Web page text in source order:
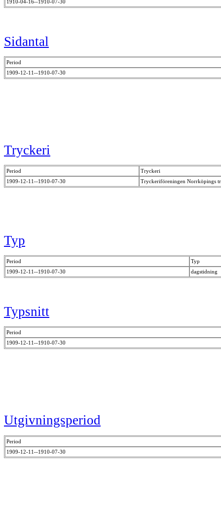
1910-04-16--1910-07-30
Sidantal
Period
1909-12-11--1910-07-30
Tryckeri
Period
Tryckeri
1909-12-11--1910-07-30
Tryckeriföreningen Norrköpings
Typ
Period
Typ
1909-12-11--1910-07-30
dagstidning
Typsnitt
Period
1909-12-11--1910-07-30
Utgivningsperiod
Period
1909-12-11--1910-07-30